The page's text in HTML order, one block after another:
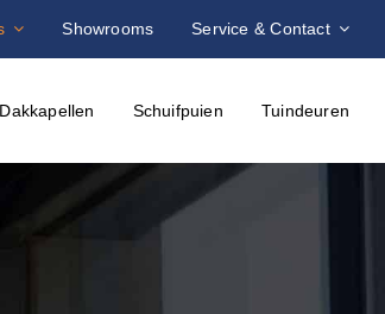
Showrooms Service & Contact
Dakkapellen Schuifpuien Tuindeuren